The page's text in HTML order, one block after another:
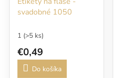
svadobné 1050
1 (>5 ks)
€0,49
Do košíka